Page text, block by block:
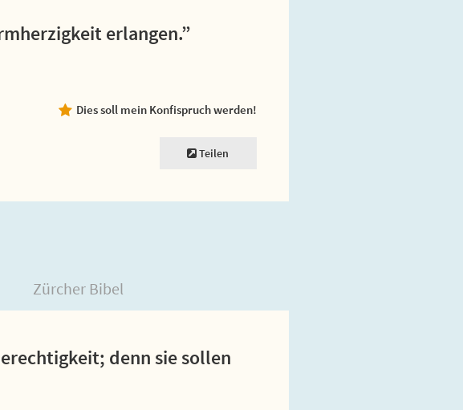
erlangen.”
Dies soll mein Konfispruch werden!
Teilen
Zürcher Bibel
denn sie sollen